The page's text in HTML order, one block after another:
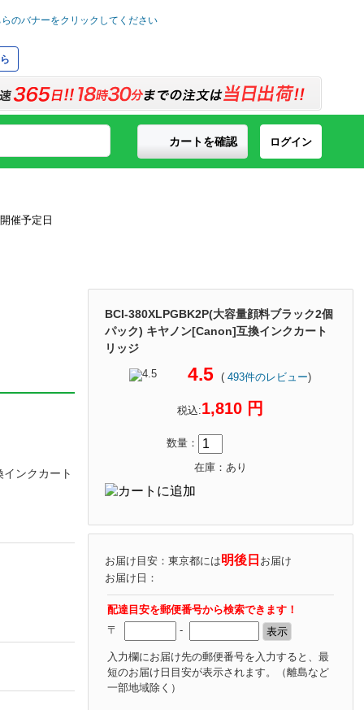
ログイン
カートを確認
BCI-380XLPGBK2P(大容量顔料ブラック2個
パック) キヤノン[Canon]互換インクカート
リッジ
4.5 ( 493件のレビュー)
税込:1,810 円
数量：
在庫：あり
お届け目安：東京都には明後日 お届け
お届け日：
配達目安を郵便番号から検索できます！
〒
-
入力欄にお届け先の郵便番号を入力すると、最
短のお届け日目安が表示されます。
（離島など
一部地域除く）
ンクカート